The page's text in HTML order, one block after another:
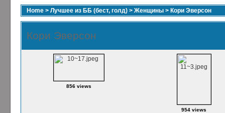
Home > Лучшее из ББ (бест, голд) > Женщины > Кори Эверсон
Кори Эверсон
856 views
954 views